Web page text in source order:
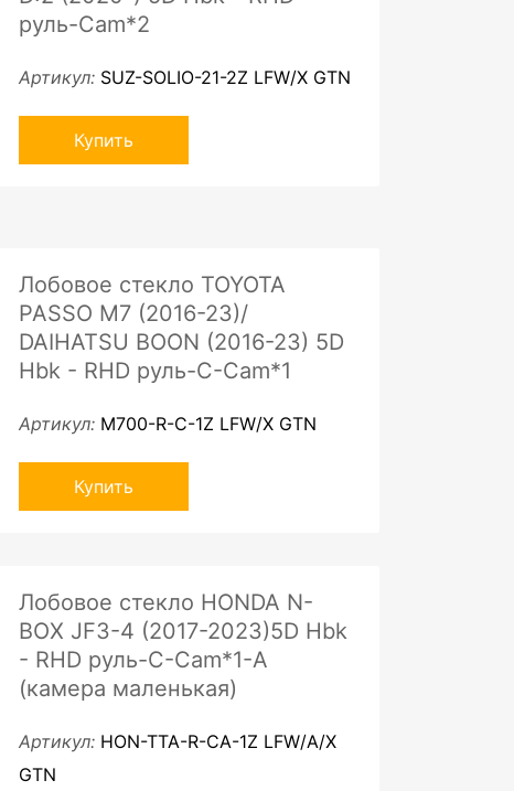
руль-Cam*2
Артикул: SUZ-SOLIO-21-2Z LFW/X GTN
Купить
Лобовое стекло TOYOTA
PASSO M7 (2016-23)/
DAIHATSU BOON (2016-23) 5D
Hbk - RHD руль-C-Cam*1
Артикул: M700-R-C-1Z LFW/X GTN
Купить
Лобовое стекло HONDA N-
BOX JF3-4 (2017-2023)5D Hbk
- RHD руль-C-Cam*1-A
(камера маленькая)
Артикул: HON-TTA-R-CA-1Z LFW/A/X
GTN